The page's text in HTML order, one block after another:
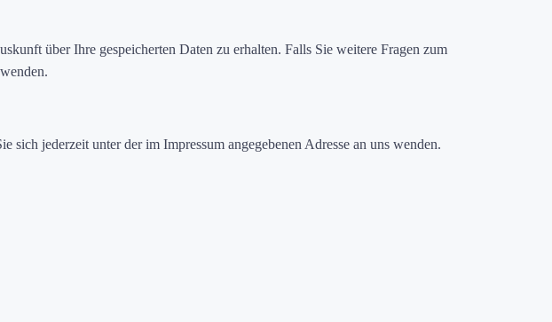
über Ihre gespeicherten Daten zu erhalten. Falls Sie weitere Fragen zum
jederzeit unter der im Impressum angegebenen Adresse an uns wenden.